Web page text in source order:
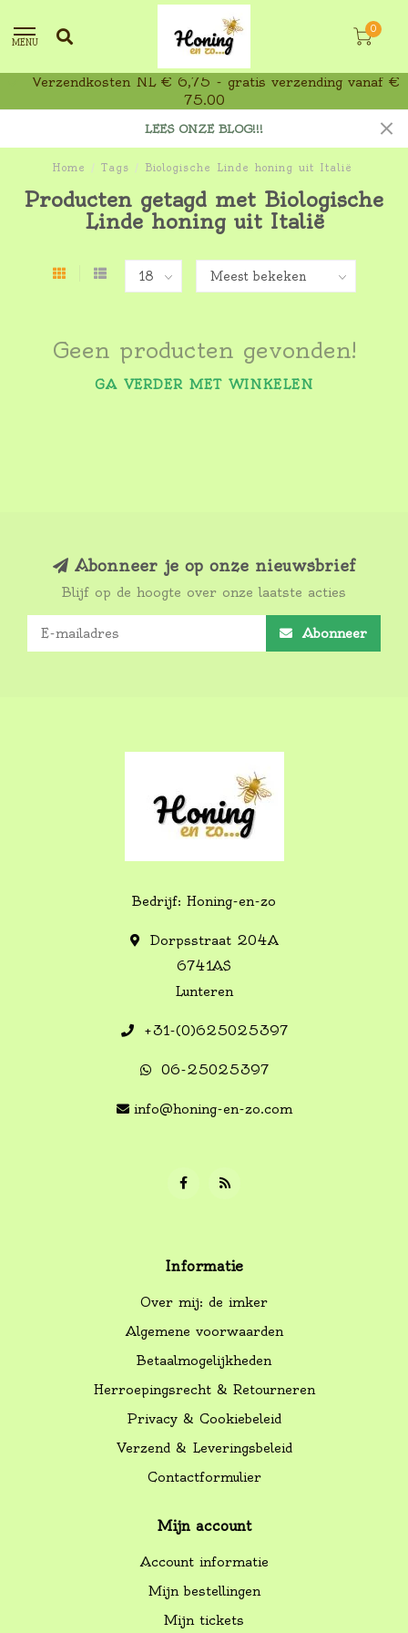
MENU
0
Verzendkosten NL € 6,75 - gratis verzending vanaf €
75,00
LEES ONZE BLOG!!!
Home / Tags / Biologische Linde honing uit Italië
Producten getagd met Biologische
Linde honing uit Italië
Geen producten gevonden!
GA VERDER MET WINKELEN
Abonneer je op onze nieuwsbrief
Blijf op de hoogte over onze laatste acties
Abonneer
Bedrijf: Honing-en-zo
Dorpsstraat 204A
6741AS
Lunteren
+31-(0)625025397
06-25025397
info@honing-en-zo.com
Informatie
Over mij: de imker
Algemene voorwaarden
Betaalmogelijkheden
Herroepingsrecht & Retourneren
Privacy & Cookiebeleid
Verzend & Leveringsbeleid
Contactformulier
Mijn account
Account informatie
Mijn bestellingen
Mijn tickets